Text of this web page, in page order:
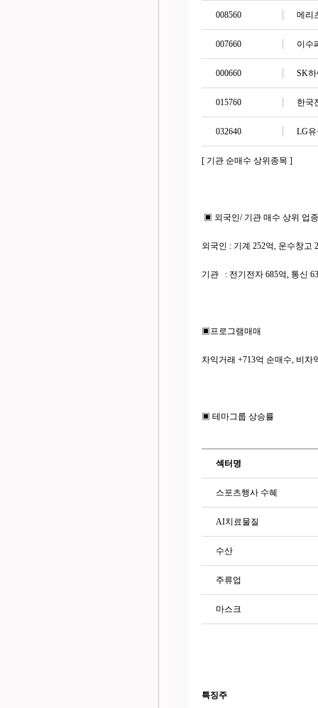
008560 메리
007660 이수
000660 SK
015760 한국
032640 LG
[ 기관 순매수 상위종목 ]
▣ 외국인/ 기관 매수 상위 업종
외국인 : 기계 252억, 운수창고
기관 : 전기전자 685억, 통신
▣프로그램매매
차익거래 +713억 순매수, 비차
▣ 테마그룹 상승률
섹터명
스포츠행사 수혜
AI치료물질
수산
주류업
마스크
특징주